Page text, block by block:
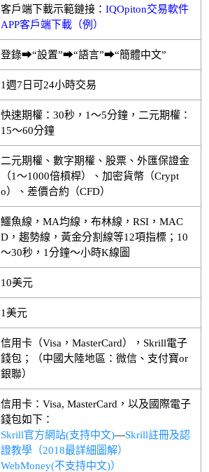
客戶端下載示範鏈接： IQOpiton交易軟件
APP客戶端下載（例）
登錄➡“設置”➡“語言”➡“簡體中文”
1週7日可24小時交易
快速期權：30秒，1～5分鐘，二元期權：
15～60分鐘
二元期權、數字期權、股票、外匯保證金
（1～1000倍槓桿）、加密貨幣（Crypt
o）、差價合約（CFD）
鱷魚線，MA均線，布林線，RSI，MAC
D，趨勢線，黃金分割線等12項指標；10
～30秒，1分鐘～小時K線圖
10美元
1美元
信用卡（Visa，MasterCard），Skrill電子
錢包；（中國大陸地區：微信、支付寶or
銀聯）
信用卡：Visa, MasterCard，以及國際電子
錢包如下：
Skrill官方網站(支持中文)—Skrill註冊及認
證教學（2018最詳細圖解）
WebMoney(不支持中文)）